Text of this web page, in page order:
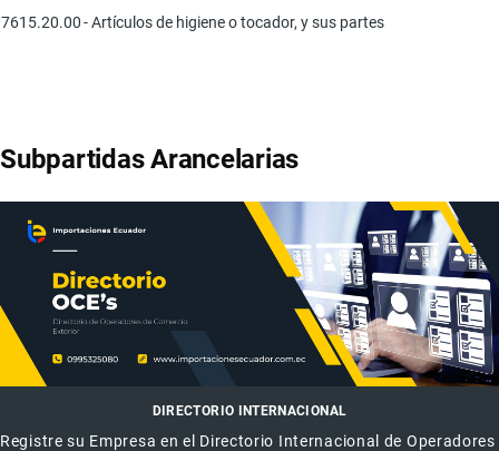
7615.20.00- Artículos de higiene o tocador, y sus partes
Subpartidas Arancelarias
DIRECTORIO INTERNACIONAL
Registre su Empresa en el Directorio Internacional de Operadores